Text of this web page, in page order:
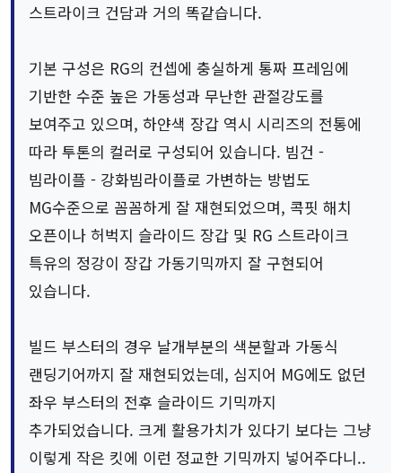
스트라이크 건담과 거의 똑같습니다.
기본 구성은 RG의 컨셉에 충실하게 통짜 프레임에
기반한 수준 높은 가동성과 무난한 관절강도를
보여주고 있으며, 하얀색 장갑 역시 시리즈의 전통에
따라 투톤의 컬러로 구성되어 있습니다. 빔건 -
빔라이플 - 강화빔라이플로 가변하는 방법도
MG수준으로 꼼꼼하게 잘 재현되었으며, 콕핏 해치
오픈이나 허벅지 슬라이드 장갑 및 RG 스트라이크
특유의 정강이 장갑 가동기믹까지 잘 구현되어
있습니다.
빌드 부스터의 경우 날개부분의 색분할과 가동식
랜딩기어까지 잘 재현되었는데, 심지어 MG에도 없던
좌우 부스터의 전후 슬라이드 기믹까지
추가되었습니다. 크게 활용가치가 있다기 보다는 그냥
이렇게 작은 킷에 이런 정교한 기믹까지 넣어주다니..